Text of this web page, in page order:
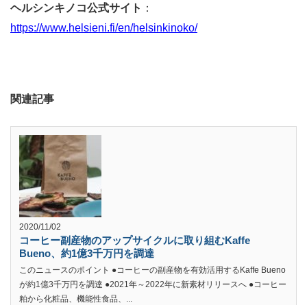
ヘルシンキノコ公式サイト ：
https://www.helsieni.fi/en/helsinkinoko/
関連記事
2020/11/02
コーヒー副産物のアップサイクルに取り組むKaffe
Bueno、約1億3千万円を調達
このニュースのポイント ●コーヒーの副産物を有効活用するKaffe Bueno
が約1億3千万円を調達 ●2021年～2022年に新素材リリースへ ●コーヒー
粕から化粧品、機能性食品、...